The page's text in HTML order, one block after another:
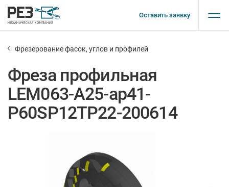
Оставить заявку
Фрезерование фасок, углов и профилей
Фреза профильная
LEM063-A25-ap41-
P60SP12TP22-200614